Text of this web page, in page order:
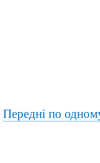
Передні по